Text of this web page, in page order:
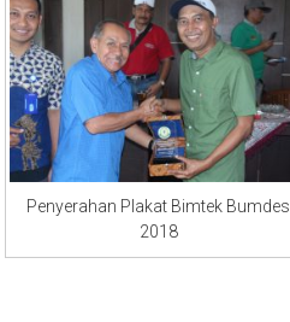
Penyerahan Plakat Bimtek Bumdes
2018